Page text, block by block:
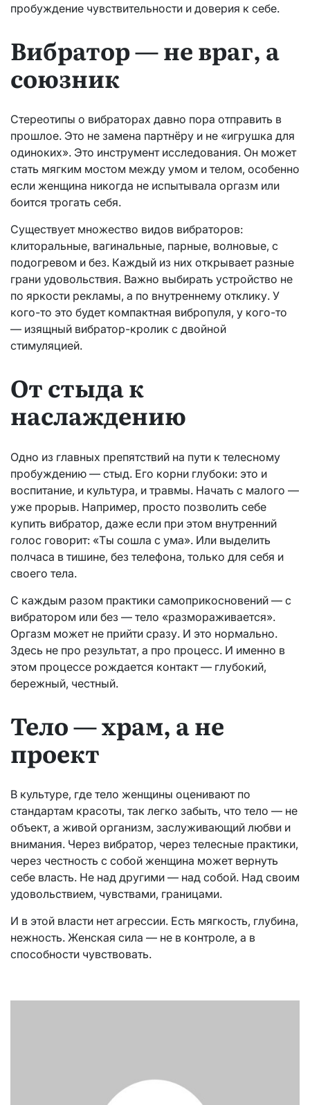
пробуждение чувствительности и доверия к себе.
Вибратор — не враг, а
союзник
Стереотипы о вибраторах давно пора отправить в
прошлое. Это не замена партнёру и не «игрушка для
одиноких». Это инструмент исследования. Он может
стать мягким мостом между умом и телом, особенно
если женщина никогда не испытывала оргазм или
боится трогать себя.
Существует множество видов вибраторов:
клиторальные, вагинальные, парные, волновые, с
подогревом и без. Каждый из них открывает разные
грани удовольствия. Важно выбирать устройство не
по яркости рекламы, а по внутреннему отклику. У
кого-то это будет компактная вибропуля, у кого-то
— изящный вибратор-кролик с двойной
стимуляцией.
От стыда к
наслаждению
Одно из главных препятствий на пути к телесному
пробуждению — стыд. Его корни глубоки: это и
воспитание, и культура, и травмы. Начать с малого —
уже прорыв. Например, просто позволить себе
купить вибратор, даже если при этом внутренний
голос говорит: «Ты сошла с ума». Или выделить
полчаса в тишине, без телефона, только для себя и
своего тела.
С каждым разом практики самоприкосновений — с
вибратором или без — тело «размораживается».
Оргазм может не прийти сразу. И это нормально.
Здесь не про результат, а про процесс. И именно в
этом процессе рождается контакт — глубокий,
бережный, честный.
Тело — храм, а не
проект
В культуре, где тело женщины оценивают по
стандартам красоты, так легко забыть, что тело — не
объект, а живой организм, заслуживающий любви и
внимания. Через вибратор, через телесные практики,
через честность с собой женщина может вернуть
себе власть. Не над другими — над собой. Над своим
удовольствием, чувствами, границами.
И в этой власти нет агрессии. Есть мягкость, глубина,
нежность. Женская сила — не в контроле, а в
способности чувствовать.